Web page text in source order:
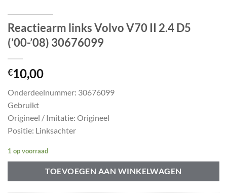
Reactiearm links Volvo V70 II 2.4 D5
(’00-’08) 30676099
€10,00
Onderdeelnummer: 30676099
Gebruikt
Origineel / Imitatie: Origineel
Positie: Linksachter
1 op voorraad
TOEVOEGEN AAN WINKELWAGEN